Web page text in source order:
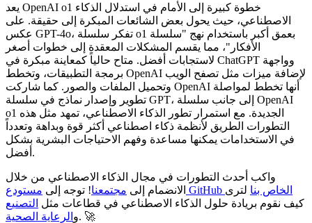
يعد OpenAI o1 خطوة كبيرة إلى الأمام في استدلال الذكاء
الاصطناعي، حيث يحول بعض الشائعات المبكرة إلى حقيقة. على
عكس GPT-4o، تفكر سلسلة o1 بعمق أكبر باستخدام نهج "سلسلة
الأفكار"، مما يقسم المشكلات المعقدة إلى خطوات أصغر
لاستجابات أفضل. متاح حالياً كمعاينة مبكرة في ChatGPT وواجهة
برمجة التطبيقات، وتخطط OpenAI لإضافة ميزات مثل تصفح الويب
وتحميل الملفات والصور. كما شاركت OpenAI أنها تخطط لمواصلة
تطوير وإصدار نماذج في سلسلة GPT، إلى جانب سلسلة OpenAI
o1 الجديدة. مع استمرار تطور الذكاء الاصطناعي، تمهد مثل هذه
التطورات الطريق لأنظمة ذكاء اصطناعي أكثر قوة وبداهة وتعدداً
في الاستخدامات يمكنها مساعدة وفهم الاحتياجات البشرية بشكل
أفضل.
واكب أحدث التطورات في مجال الذكاء الاصطناعي من خلال
الانضمام إلى مجتمعنا! توجه إلى مستودع GitHub الخاص بنا لترى
كيف نقوم بريادة حلول الذكاء الاصطناعي في قطاعات مثل التصنيع
و الرعاية الصحية . 🚀